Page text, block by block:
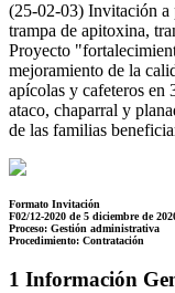
(25-02-03) Invitación a
trampa de apitoxina,
Proyecto
mejoramiento de la
apícolas y cafeteros en
ataco, chaparral y
de las familias
Formato Invitación
F02/12-2020 de 5 diciembre de
Proceso: Gestión administrativa
Procedimiento: Contratación
1 Información